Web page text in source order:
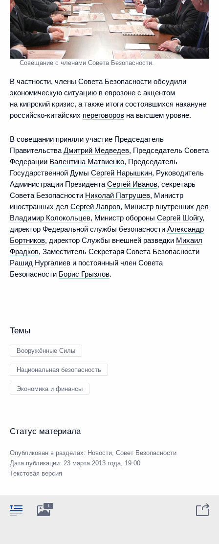
Совещание с членами Совета Безопасности.
В частности, члены Совета Безопасности обсудили
экономическую ситуацию в еврозоне с акцентом
на кипрский кризис, а также итоги состоявшихся накануне
российско-китайских переговоров на высшем уровне.
В совещании приняли участие Председатель
Правительства Дмитрий Медведев, Председатель Совета
Федерации Валентина Матвиенко, Председатель
Государственной Думы Сергей Нарышкин, Руководитель
Администрации Президента Сергей Иванов, секретарь
Совета Безопасности Николай Патрушев, Министр
иностранных дел Сергей Лавров, Министр внутренних дел
Владимир Колокольцев, Министр обороны Сергей Шойгу,
директор Федеральной службы безопасности Александр
Бортников, директор Службы внешней разведки Михаил
Фрадков, Заместитель Секретаря Совета Безопасности
Рашид Нургалиев и постоянный член Совета
Безопасности Борис Грызлов.
Темы
Вооружённые Силы
Национальная безопасность
Экономика и финансы
Статус материала
Опубликован в разделах: Новости Совет Безопасности
Дата публикации: 23 марта 2013 года, 19:00
Текстовая версия
1